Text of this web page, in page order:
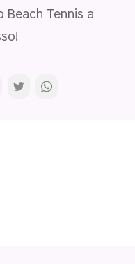
Beach Tennis a